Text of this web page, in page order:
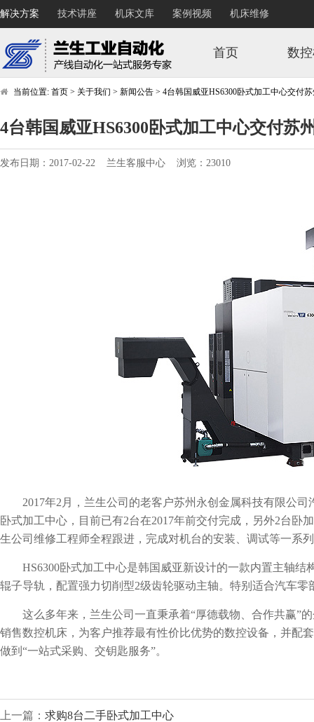
解决方案 技术讲座 机床文库 案例视频 机床维修
首页 数
当前位置: 首页 > 关于我们 > 新闻公告 > 4台韩国威亚HS6300卧式加工中心交付
4台韩国威亚HS6300卧式加工中心交付苏
发布日期：2017-02-22 兰生客服中心 浏览：23010
2017年2月，兰生公司的老客户苏州永创金属科技有限公司
卧式加工中心，目前已有2台在2017年前交付完成，另外2台卧
生公司维修工程师全程跟进，完成对机台的安装、调试等一系
HS6300卧式加工中心是韩国威亚新设计的一款内置主轴结
辊子导轨，配置强力切削型2级齿轮驱动主轴。特别适合汽车
这么多年来，兰生公司一直秉承着“厚德载物、合作共赢”
销售数控机床，为客户推荐最有性价比优势的数控设备，并配
做到“一站式采购、交钥匙服务”。
上一篇： 求购8台二手卧式加工中心